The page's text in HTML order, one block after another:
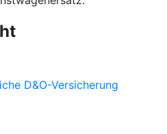
D&O-Versicherung